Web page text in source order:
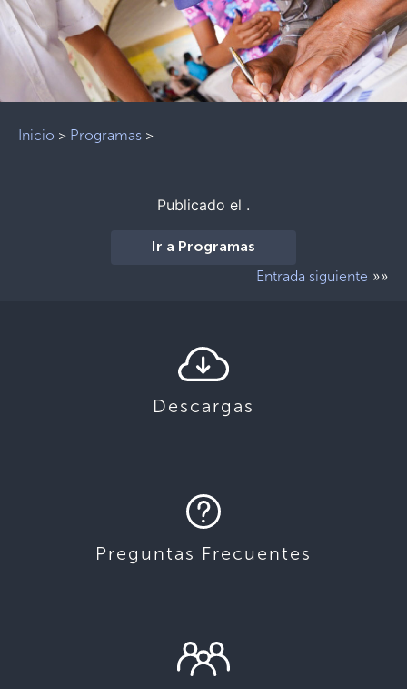
Inicio > Programas >
Publicado el .
Ir a Programas
Entrada siguiente »»
Descargas
Preguntas Frecuentes